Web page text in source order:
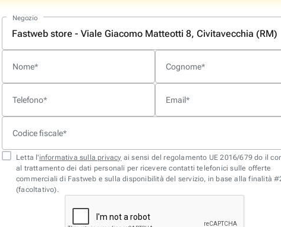
Negozio
Nome* Cognome*
Telefono* Email*
Codice fiscale*
Letta l'informativa sulla privacy ai sensi del regolamento UE 2016/679 do il
al trattamento dei dati personali per ricevere contatti telefonici sulle offerte
commerciali di Fastweb e sulla disponibilità del servizio, in base alla finalità
(facoltativo).